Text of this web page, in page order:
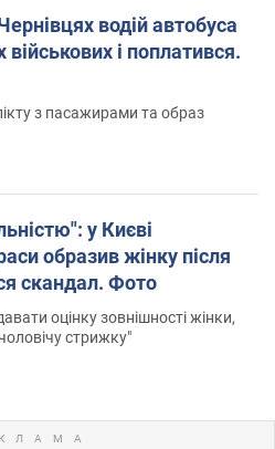
водій автобуса
і поплатився.
з пасажирами та образ
у Києві
образив жінку після
скандал. Фото
оцінку зовнішності жінки,
стрижку"